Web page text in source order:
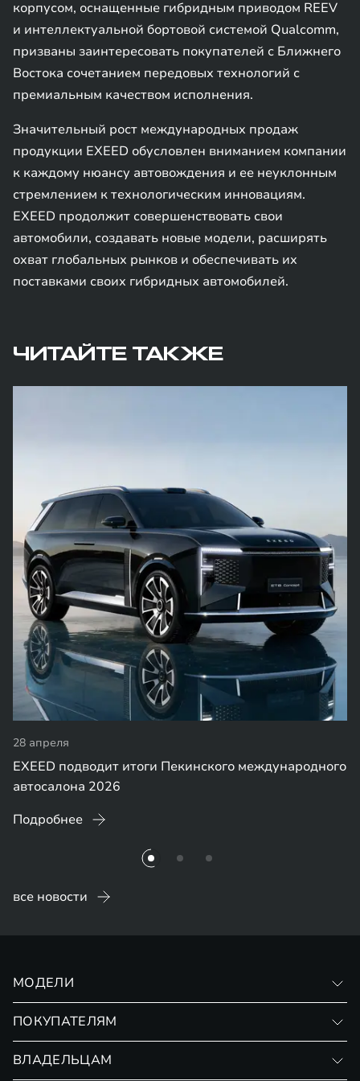
корпусом, оснащенные гибридным приводом REEV
и интеллектуальной бортовой системой Qualcomm,
призваны заинтересовать покупателей с Ближнего
Востока сочетанием передовых технологий с
премиальным качеством исполнения.
Значительный рост международных продаж
продукции EXEED обусловлен вниманием компании
к каждому нюансу автовождения и ее неуклонным
стремлением к технологическим инновациям.
EXEED продолжит совершенствовать свои
автомобили, создавать новые модели, расширять
охват глобальных рынков и обеспечивать их
поставками своих гибридных автомобилей.
ЧИТАЙТЕ ТАКЖЕ
28 апреля
EXEED подводит итоги Пекинского международного
автосалона 2026
Подробнее
все новости
МОДЕЛИ
АРХИВНЫЕ МОДЕЛИ
ПОКУПАТЕЛЯМ
ВЛАДЕЛЬЦАМ